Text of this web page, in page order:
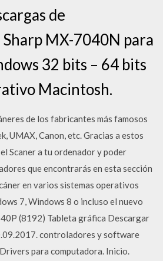
de
MX-7040N para
32 bits – 64 bits
Macintosh.
de los fabricantes más famosos
UMAX, Canon, etc. Gracias a estos
Scaner a tu ordenador y poder
que encontrarás en esta sección
en varios sistemas operativos
7, Windows 8 o incluso el nuevo
(8192) Tableta gráfica Descargar
controladores y software
para computadora. Inicio.